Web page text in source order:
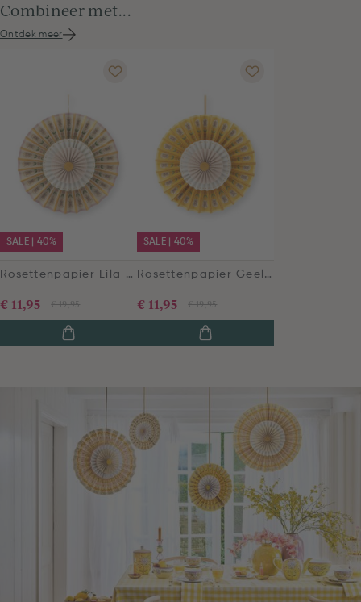
Combineer met...
Ontdek meer
SALE | 40%
Rosettenpapier Lila 35cm
€ 19,95
€ 11,95
SALE | 40%
Rosettenpapier Geel 35cm
€ 19,95
€ 11,95